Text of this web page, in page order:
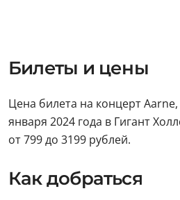
Билеты и цены
Цена билета на концерт
января 2024 года в Гигант
от 799 до 3199 рублей.
Как добраться